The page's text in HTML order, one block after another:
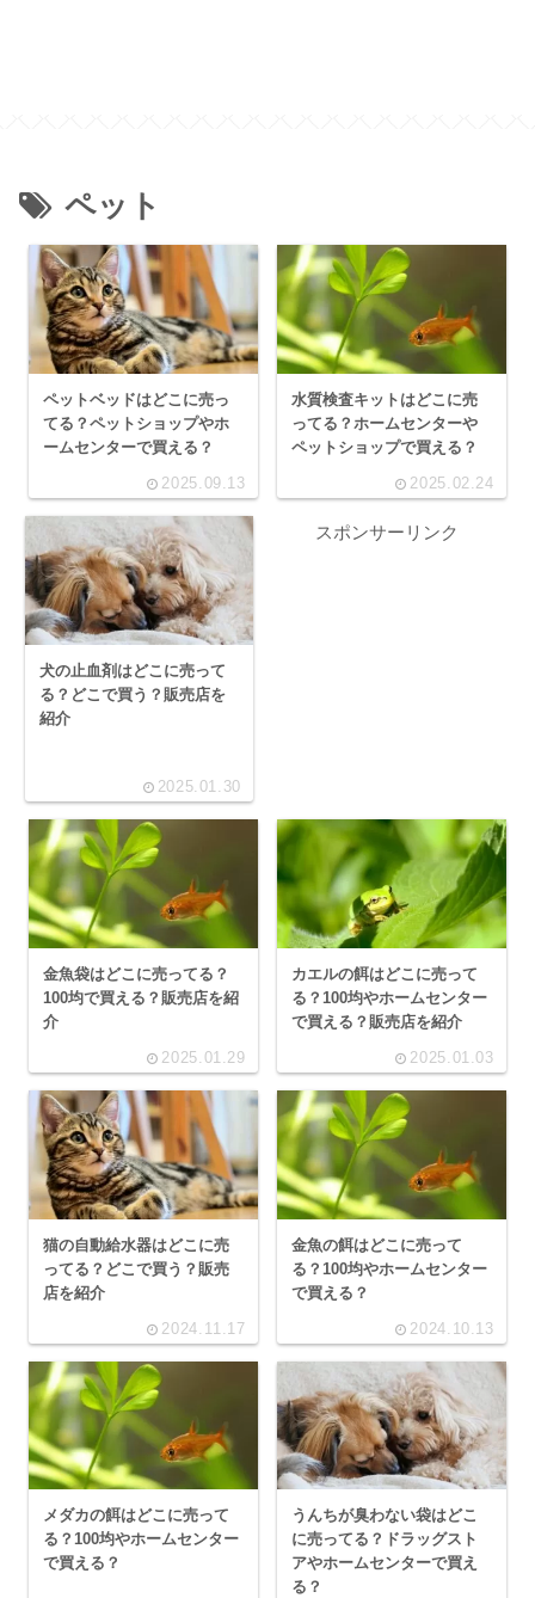
ペット
ペットベッドはどこに売っ
てる？ペットショップやホ
ームセンターで買える？
2025.09.13
水質検査キットはどこに売
ってる？ホームセンターや
ペットショップで買える？
2025.02.24
犬の止血剤はどこに売って
る？どこで買う？販売店を
紹介
2025.01.30
スポンサーリンク
金魚袋はどこに売ってる？
100均で買える？販売店を紹
介
2025.01.29
カエルの餌はどこに売って
る？100均やホームセンター
で買える？販売店を紹介
2025.01.03
猫の自動給水器はどこに売
ってる？どこで買う？販売
店を紹介
2024.11.17
金魚の餌はどこに売って
る？100均やホームセンター
で買える？
2024.10.13
メダカの餌はどこに売って
る？100均やホームセンター
で買える？
うんちが臭わない袋はどこ
に売ってる？ドラッグスト
アやホームセンターで買え
る？